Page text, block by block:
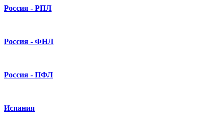
Россия - РПЛ
Россия - ФНЛ
Россия - ПФЛ
Испания